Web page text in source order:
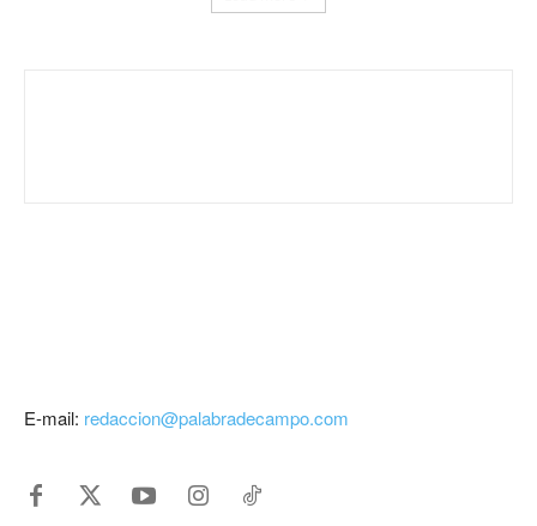
E-mail: redaccion@palabradecampo.com